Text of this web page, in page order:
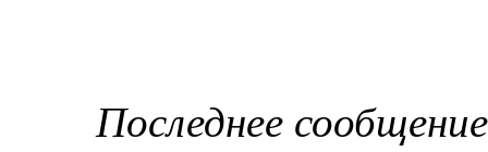
Последнее